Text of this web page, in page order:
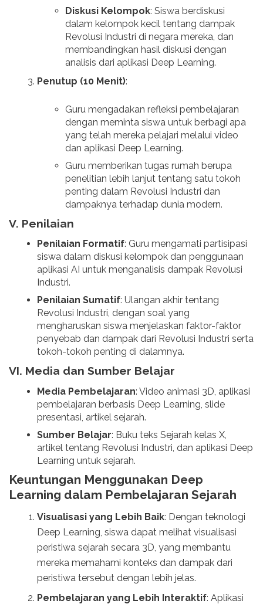
Diskusi Kelompok: Siswa berdiskusi
dalam kelompok kecil tentang dampak
Revolusi Industri di negara mereka, dan
membandingkan hasil diskusi dengan
analisis dari aplikasi Deep Learning.
Penutup (10 Menit):
Guru mengadakan refleksi pembelajaran
dengan meminta siswa untuk berbagi apa
yang telah mereka pelajari melalui video
dan aplikasi Deep Learning.
Guru memberikan tugas rumah berupa
penelitian lebih lanjut tentang satu tokoh
penting dalam Revolusi Industri dan
dampaknya terhadap dunia modern.
V. Penilaian
Penilaian Formatif: Guru mengamati partisipasi
siswa dalam diskusi kelompok dan penggunaan
aplikasi AI untuk menganalisis dampak Revolusi
Industri.
Penilaian Sumatif: Ulangan akhir tentang
Revolusi Industri, dengan soal yang
mengharuskan siswa menjelaskan faktor-faktor
penyebab dan dampak dari Revolusi Industri serta
tokoh-tokoh penting di dalamnya.
VI. Media dan Sumber Belajar
Media Pembelajaran: Video animasi 3D, aplikasi
pembelajaran berbasis Deep Learning, slide
presentasi, artikel sejarah.
Sumber Belajar: Buku teks Sejarah kelas X,
artikel tentang Revolusi Industri, dan aplikasi Deep
Learning untuk sejarah.
Keuntungan Menggunakan Deep
Learning dalam Pembelajaran Sejarah
Visualisasi yang Lebih Baik: Dengan teknologi
Deep Learning, siswa dapat melihat visualisasi
peristiwa sejarah secara 3D, yang membantu
mereka memahami konteks dan dampak dari
peristiwa tersebut dengan lebih jelas.
Pembelajaran yang Lebih Interaktif: Aplikasi